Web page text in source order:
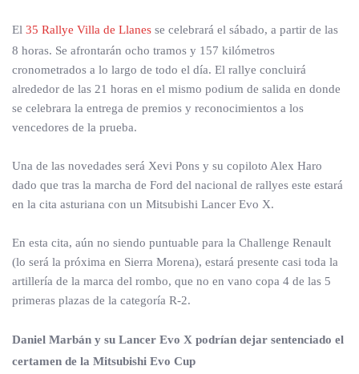
El 35 Rallye Villa de Llanes se celebrará el sábado, a partir de las
8 horas. Se afrontarán ocho tramos y 157 kilómetros
cronometrados a lo largo de todo el día. El rallye concluirá
alrededor de las 21 horas en el mismo podium de salida en donde
se celebrara la entrega de premios y reconocimientos a los
vencedores de la prueba.
Una de las novedades será Xevi Pons y su copiloto Alex Haro
dado que tras la marcha de Ford del nacional de rallyes este estará
en la cita asturiana con un Mitsubishi Lancer Evo X.
En esta cita, aún no siendo puntuable para la Challenge Renault
(lo será la próxima en Sierra Morena), estará presente casi toda la
artillería de la marca del rombo, que no en vano copa 4 de las 5
primeras plazas de la categoría R-2.
Daniel Marbán y su Lancer Evo X podrían dejar sentenciado el
certamen de la Mitsubishi Evo Cup